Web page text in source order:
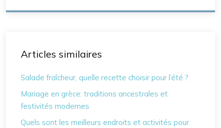
Articles similaires
Salade fraîcheur, quelle recette choisir pour l’été ?
Mariage en grèce: traditions ancestrales et
festivités modernes
Quels sont les meilleurs endroits et activités pour